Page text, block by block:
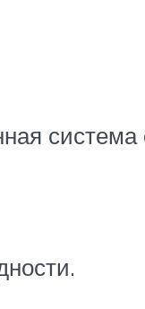
система